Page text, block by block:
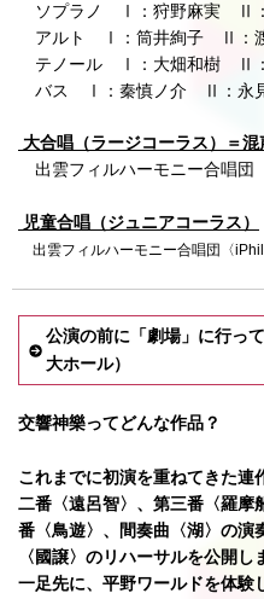
ソプラノ Ⅰ：狩野麻実 Ⅱ：
アルト Ⅰ：筒井絢子 Ⅱ：
テノール Ⅰ：大畑和樹 Ⅱ：
バス Ⅰ：秦慎ノ介 Ⅱ：永
大合唱（ラージコーラス）＝混
出雲フィルハーモニー合唱団
児童合唱（ジュニアコーラス）
出雲フィルハーモニー合唱団〈iPhil
公演の前に「劇場」に行っ
大ホール）
交響神樂ってどんな作品？
これまでに初演を重ねてきた連
二番〈遠呂智〉、第三番〈羅摩
番〈鳥遊〉、間奏曲〈湖〉の演
〈國譲〉のリハーサルを公開し
一足先に、平野ワールドを体験